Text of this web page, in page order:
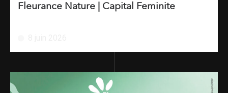
Fleurance Nature | Capital Feminite